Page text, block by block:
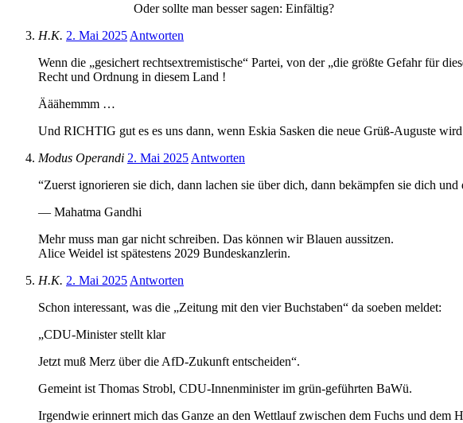
Oder sollte man besser sagen: Einfältig?
H.K. 2. Mai 2025 Antworten
Wenn die „gesichert rechtsextremistische“ Partei, von der „die größte Gefahr für
Recht und Ordnung in diesem Land !
Ääähemmm …
Und RICHTIG gut es es uns dann, wenn Eskia Sasken die neue Grüß-Auguste
Modus Operandi 2. Mai 2025 Antworten
“Zuerst ignorieren sie dich, dann lachen sie über dich, dann bekämpfen sie dich und
― Mahatma Gandhi
Mehr muss man gar nicht schreiben. Das können wir Blauen aussitzen.
Alice Weidel ist spätestens 2029 Bundeskanzlerin.
H.K. 2. Mai 2025 Antworten
Schon interessant, was die „Zeitung mit den vier Buchstaben“ da soeben meldet:
„CDU-Minister stellt klar
Jetzt muß Merz über die AfD-Zukunft entscheiden“.
Gemeint ist Thomas Strobl, CDU-Innenminister im grün-geführten BaWü.
Irgendwie erinnert mich das Ganze an den Wettlauf zwischen dem Fuchs und dem